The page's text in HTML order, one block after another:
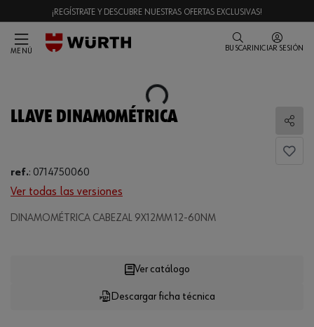
¡REGÍSTRATE Y DESCUBRE NUESTRAS OFERTAS EXCLUSIVAS!
MENÚ BUSCAR INICIAR SESIÓN
Loading...
LLAVE DINAMOMÉTRICA
ref.: 0714750060
Ver todas las versiones
DINAMOMÉTRICA CABEZAL 9X12MM 12-60NM
Loading...
Descargar ficha técnica
Ver catálogo